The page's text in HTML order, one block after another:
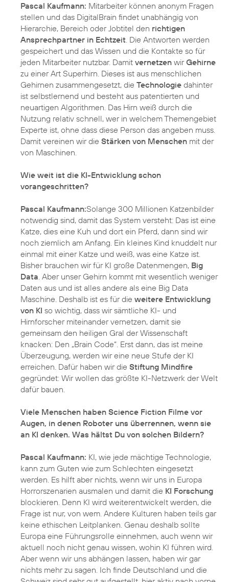
Pascal Kaufmann: Mitarbeiter können anonym Fragen
stellen und das DigitalBrain findet unabhängig von
Hierarchie, Bereich oder Jobtitel den richtigen
Ansprechpartner in Echtzeit. Die Antworten werden
gespeichert und das Wissen und die Kontakte so für
jeden Mitarbeiter nutzbar. Damit vernetzen wirGehirne
zu einer Art Superhirn. Dieses ist aus menschlichen
Gehirnen zusammengesetzt, die Technologie dahinter
ist selbstlernend und besteht aus patentierten und
neuartigen Algorithmen. Das Hirn weiß durch die
Nutzung relativ schnell, wer in welchem Themengebiet
Experte ist, ohne dass diese Person das angeben muss.
Damit vereinen wir die Stärken von Menschen mit der
von Maschinen.
Wie weit ist die KI-Entwicklung schon
vorangeschritten?
Pascal Kaufmann:Solange 300 Millionen Katzenbilder
notwendig sind, damit das System versteht: Das ist eine
Katze, dies eine Kuh und dort ein Pferd, dann sind wir
noch ziemlich am Anfang. Ein kleines Kind knuddelt nur
einmal mit einer Katze und weiß, was eine Katze ist.
Bisher brauchen wir für KI große Datenmengen, Big
Data. Aber unser Gehirn kommt mit wesentlich weniger
Daten aus und ist alles andere als eine Big Data
Maschine. Deshalb ist es für die weitere Entwicklung
von KI so wichtig, dass wir sämtliche KI- und
Hirnforscher miteinander vernetzen, damit sie
gemeinsam den heiligen Gral der Wissenschaft
knacken: Den „Brain Code“. Erst dann, das ist meine
Überzeugung, werden wir eine neue Stufe der KI
erreichen. Dafür haben wir die Stiftung Mindfire
gegründet: Wir wollen das größte KI-Netzwerk der Welt
dafür bauen.
Viele Menschen haben Science Fiction Filme vor
Augen, in denen Roboter uns überrennen, wenn sie
an KI denken. Was hältst Du von solchen Bildern?
Pascal Kaufmann: KI, wie jede mächtige Technologie,
kann zum Guten wie zum Schlechten eingesetzt
werden. Es hilft aber nichts, wenn wir uns in Europa
Horrorszenarien ausmalen und damit die KI Forschung
blockieren. Denn KI wird weiterentwickelt werden, die
Frage ist nur, von wem. Andere Kulturen haben teils gar
keine ethischen Leitplanken. Genau deshalb sollte
Europa eine Führungsrolle einnehmen, auch wenn wir
aktuell noch nicht genau wissen, wohin KI führen wird.
Aber wenn wir uns abhängen lassen, haben wir gar
nichts mehr zu sagen. Ich finde Deutschland und die